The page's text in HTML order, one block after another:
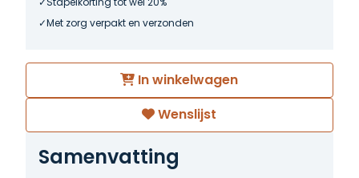
Met zorg verpakt en verzonden
In winkelwagen
Wenslijst
Samenvatting